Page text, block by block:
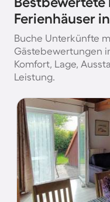
Ferienhäuser
Buche Unterkünfte
Gästebewertungen
Komfort, Lage,
Leistung.